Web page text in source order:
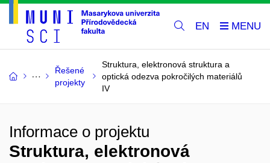
EN
Řešené
projekty
Struktura, elektronová struktura a
optická odezva pokročilých materiálů
IV
Informace o projektu
Struktura, elektronová